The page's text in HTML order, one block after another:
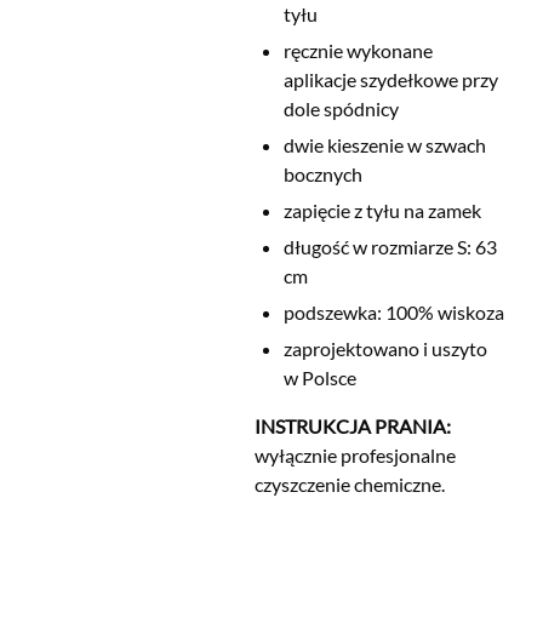
tyłu
ręcznie wykonane
aplikacje szydełkowe przy
dole spódnicy
dwie kieszenie w szwach
bocznych
zapięcie z tyłu na zamek
długość w rozmiarze S: 63
cm
podszewka: 100% wiskoza
zaprojektowano i uszyto
w Polsce
INSTRUKCJA PRANIA:
wyłącznie profesjonalne
czyszczenie chemiczne.